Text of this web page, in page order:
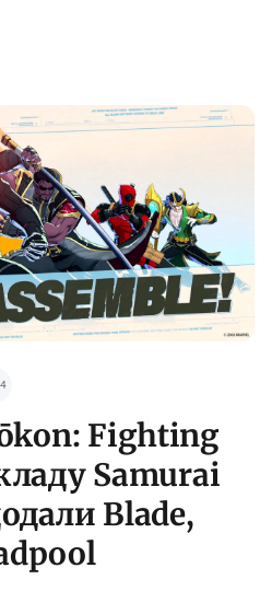
Fighting
Samurai
Blade,